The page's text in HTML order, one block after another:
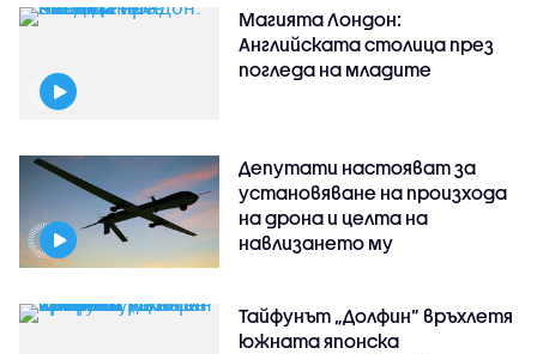
Магията Лондон:
Английската столица през
погледа на младите
Депутати настояват за
установяване на произхода
на дрона и целта на
навлизането му
Тайфунът „Долфин” връхлетя
южната японска